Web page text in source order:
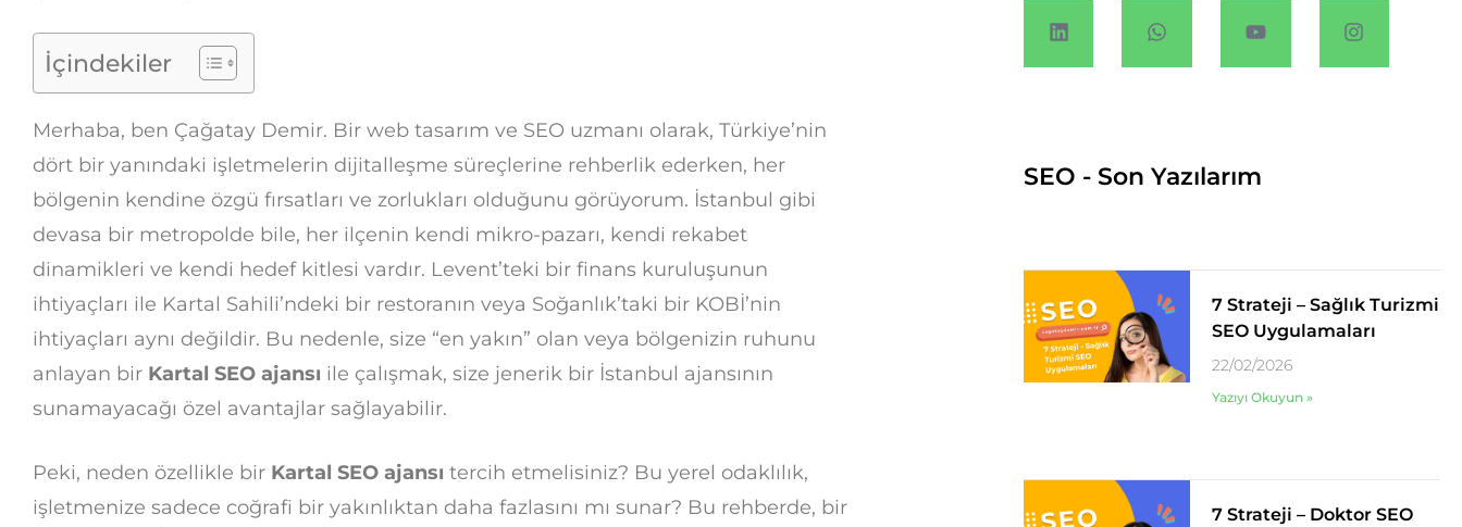
İçindekiler
Merhaba, ben Çağatay Demir. Bir web tasarım ve SEO uzmanı olarak, Türkiye’nin
dört bir yanındaki işletmelerin dijitalleşme süreçlerine rehberlik ederken, her
bölgenin kendine özgü fırsatları ve zorlukları olduğunu görüyorum. İstanbul gibi
devasa bir metropolde bile, her ilçenin kendi mikro-pazarı, kendi rekabet
dinamikleri ve kendi hedef kitlesi vardır. Levent’teki bir finans kuruluşunun
ihtiyaçları ile Kartal Sahili’ndeki bir restoranın veya Soğanlık’taki bir KOBİ’nin
ihtiyaçları aynı değildir. Bu nedenle, size “en yakın” olan veya bölgenizin ruhunu
anlayan bir Kartal SEO ajansı ile çalışmak, size jenerik bir İstanbul ajansının
sunamayacağı özel avantajlar sağlayabilir.
Peki, neden özellikle bir Kartal SEO ajansı tercih etmelisiniz? Bu yerel odaklılık,
işletmenize sadece coğrafi bir yakınlıktan daha fazlasını mı sunar? Bu rehberde, bir
SEO - Son Yazılarım
7 Strateji – Sağlık Turizmi
SEO Uygulamaları
22/02/2026
Yazıyı Okuyun »
7 Strateji – Doktor SEO